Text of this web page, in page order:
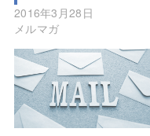
2016年3月28日
メルマガ